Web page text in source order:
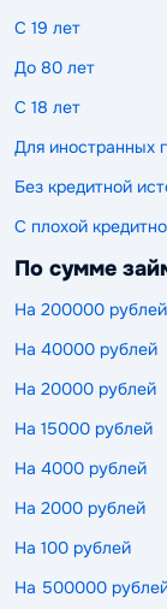
С 19 лет
До 80 лет
С 18 лет
Для иностранных
Без кредитной
С плохой
По сумме
На 200000 рублей
На 40000 рублей
На 20000 рублей
На 15000 рублей
На 4000 рублей
На 2000 рублей
На 100 рублей
На 500000